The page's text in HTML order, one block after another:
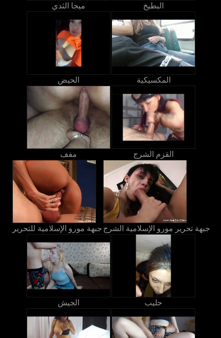
ميجا الثدي البطيخ
الحيض المكسيكية
مفف القزم الشرج
جبهة مورو الإسلامية للتحرير جبهة تحرير مورو الإسلامية الشرج
الجيش حليب